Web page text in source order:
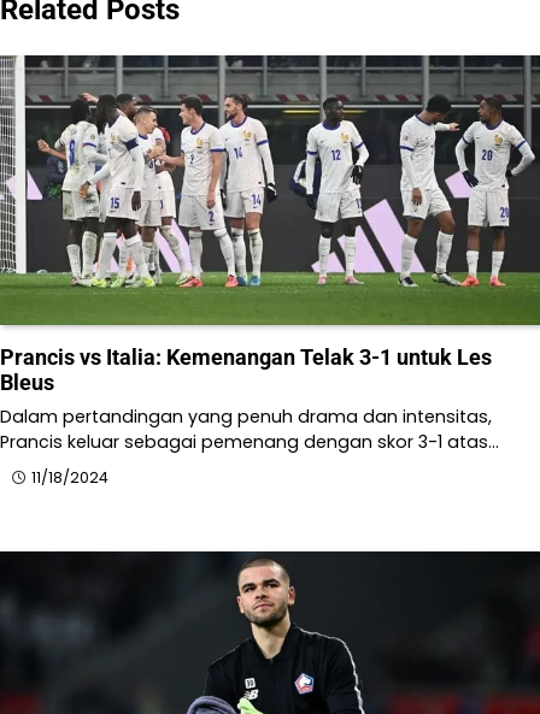
Related Posts
Prancis vs Italia: Kemenangan Telak 3-1 untuk Les
Bleus
Dalam pertandingan yang penuh drama dan intensitas,
Prancis keluar sebagai pemenang dengan skor 3-1 atas…
11/18/2024